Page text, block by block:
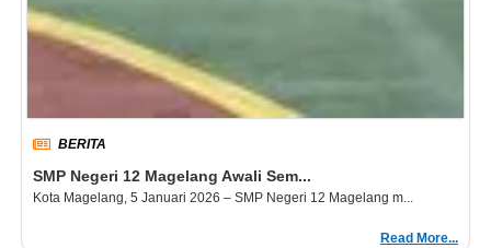
BERITA
SMP Negeri 12 Magelang Awali Sem...
Kota Magelang, 5 Januari 2026 – SMP Negeri 12 Magelang m...
Read More...